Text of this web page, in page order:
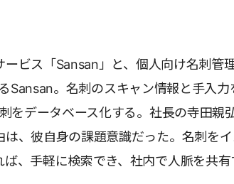
ビス「Sansan」と、個人向け名刺管
Sansan。名刺のスキャン情報と手入力
をデータベース化する。社長の寺田親
、彼自身の課題意識だった。名刺をイ
、手軽に検索でき、社内で人脈を共有